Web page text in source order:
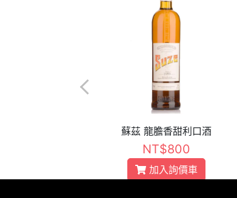
蘇茲 龍膽香甜利口酒
NT$800
加入詢價車